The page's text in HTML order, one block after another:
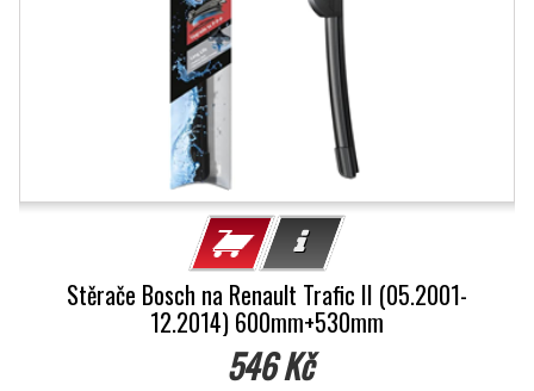
Stěrače Bosch na Renault Trafic II (05.2001-
12.2014) 600mm+530mm
546 Kč